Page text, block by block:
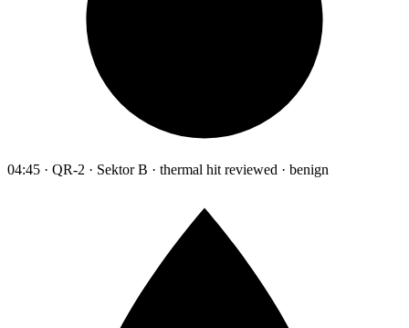
04:45 · QR-2 · Sektor B · thermal hit reviewed · benign